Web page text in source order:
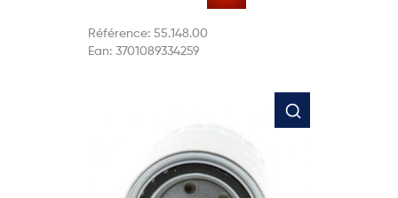
Référence: 55.148.00
Ean: 3701089334259